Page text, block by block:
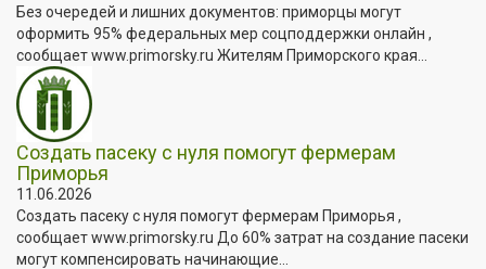
Без очередей и лишних документов: приморцы могут
оформить 95% федеральных мер соцподдержки онлайн ,
сообщает www.primorsky.ru Жителям Приморского края...
Создать пасеку с нуля помогут фермерам
Приморья
11.06.2026
Создать пасеку с нуля помогут фермерам Приморья ,
сообщает www.primorsky.ru До 60% затрат на создание пасеки
могут компенсировать начинающие...